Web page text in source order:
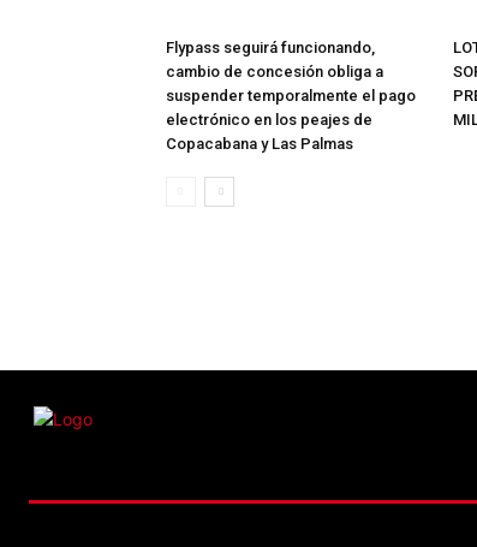
Flypass seguirá funcionando,
cambio de concesión obliga a
suspender temporalmente el pago
electrónico en los peajes de
Copacabana y Las Palmas